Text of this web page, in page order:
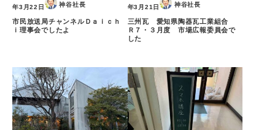
年3月22日 神谷社長
市民放送局チャンネルＤａｉｃｈ
ｉ理事会でしたよ
年3月21日 神谷社長
三州瓦 愛知県陶器瓦工業組合
Ｒ７・３月度 市場広報委員会で
した